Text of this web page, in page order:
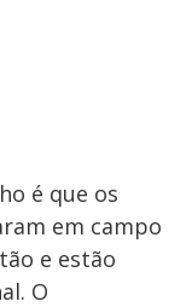
é que os
em campo
e estão
O